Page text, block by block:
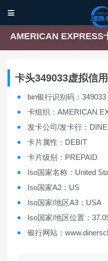

AMERICAN EXPRESS
卡头349033虚拟信
bin银行识别码：349033
卡组织：AMERICAN
发卡公司/发卡行：
卡片属性：DEBIT
卡片级别：PREPAID
Iso国家名称：United
Iso国家A2：US
Iso国家/地区A3：USA
Iso国家/地区位置：
银行网站：